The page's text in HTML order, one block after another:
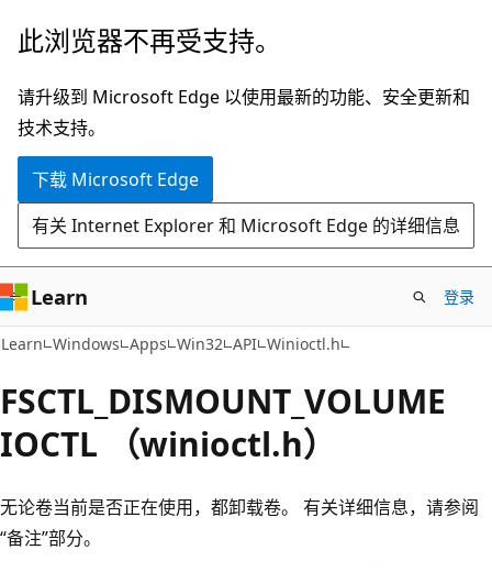
跳
主
要
内
此浏览器不再受支持。
请升级到 Microsoft Edge 以使用最新的功能、安全更新和
技术支持。
下载 Microsoft Edge
有关 Internet Explorer 和 Microsoft Edge 的详细信息
Learn 登录
Learn Windows Apps Win32 API Winioctl.h
FSCTL_DISMOUNT_VOLUME
IOCTL （winioctl.h）
无论卷当前是否正在使用，都卸载卷。 有关详细信息，请参阅
“备注”部分。